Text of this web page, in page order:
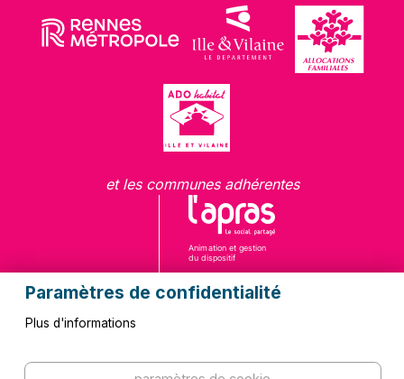
Paramètres de confidentialité
Plus d'informations
et les communes adhérentes